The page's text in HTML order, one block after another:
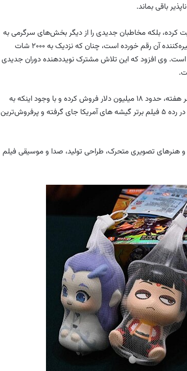
باقی بماند.
را تقویت کرده، بلکه مخاطبان جدیدی را از دیگر بخش‌های سرگرمی به
سینما بازگردانده و یکی از موفقیت‌های این فیلم به دلیل پیشرفت فنی خیره‌کننده آن رقم خورده است، چنان که نزدیک به ۲۰۰۰ شات
را خلق کرده است. وی افزود که این تلاش مشترک نویددهنده دوران جدیدی
در آمریکای شمالی این انیمیشن پس از پشت سر گذاشتن ۳ تعطیلات آخر هفته، حدود ۱۸ میلیون دلار فروش کرده و با وجود اینکه به
زبان ماندارین با زیرنویس انگلیسی در حدود ۶۰۰ سینما به نمایش درآمده، در رده ۵ فیلم برتر گیشه های آمریکا جای گرفته و پرفروش‌ترین
و هنرهای تصویری متحرک، طراحی تولید، صدا و موسیقی فیلم